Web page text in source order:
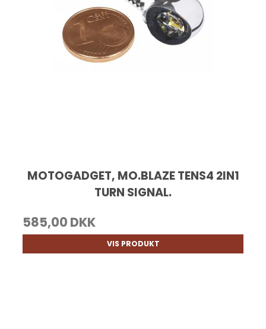
MOTOGADGET, MO.BLAZE TENS4 2IN1
TURN SIGNAL.
585,00 DKK
VIS PRODUKT